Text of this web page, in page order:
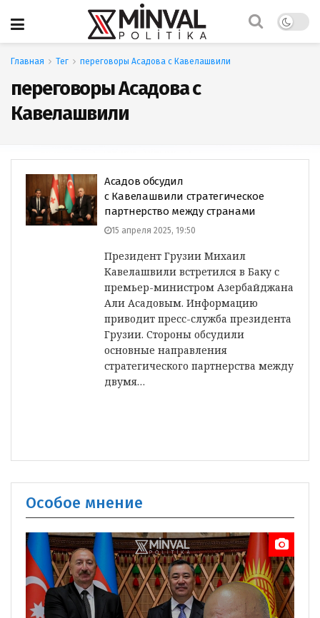
Главная Тег переговоры Асадова с Кавелашвили
переговоры Асадова с
Кавелашвили
Асадов обсудил
с Кавелашвили стратегическое
партнерство между странами
15 апреля 2025, 19:50
Президент Грузии Михаил
Кавелашвили встретился в Баку с
премьер-министром Азербайджана
Али Асадовым. Информацию
приводит пресс-служба президента
Грузии. Стороны обсудили
основные направления
стратегического партнерства между
двумя…
Особое мнение